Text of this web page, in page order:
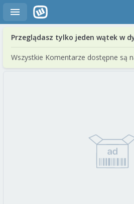
Przeglądasz tylko jeden wątek w
Wszystkie Komentarze dostępne są